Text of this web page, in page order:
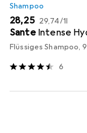
Shampoo
EUR
28,25 EUR
29,74/1l
Sante Intense
Flüssiges Shampoo,
6